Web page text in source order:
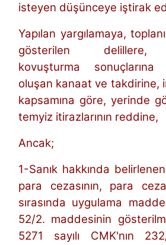
isteyen düşünceye iştirak
Yapılan yargılamaya,
gösterilen delillere,
kovuşturma
oluşan kanaat ve takdirine,
kapsamına göre, yerinde
temyiz itirazlarının reddine,
Ancak;
1-Sanık hakkında
para cezasının, para
sırasında uygulama
52/2. maddesinin
5271 sayılı CMK'nın